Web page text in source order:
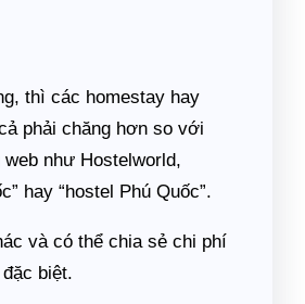
thì các homestay hay
phải chăng hơn so với
như Hostelworld,
hay “hostel Phú Quốc”.
và có thể chia sẻ chi phí
biệt.